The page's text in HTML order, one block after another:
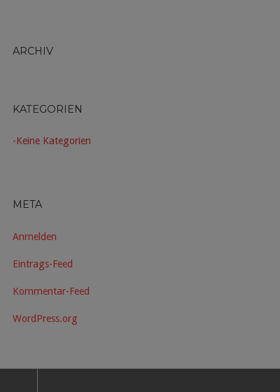
ARCHIV
KATEGORIEN
Keine Kategorien
META
Anmelden
Eintrags-Feed
Kommentar-Feed
WordPress.org